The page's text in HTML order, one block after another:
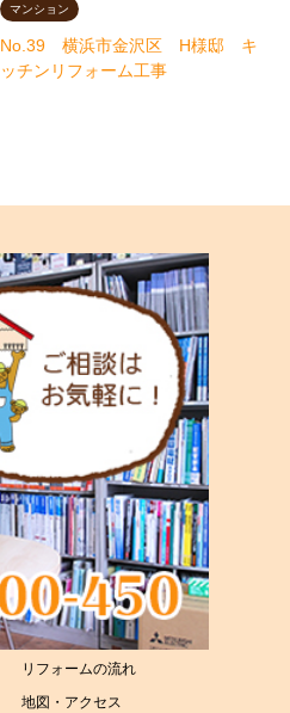
マンション
No.39 横浜市金沢区 H様邸 キ
ッチンリフォーム工事
リフォームの流れ
地図・アクセス